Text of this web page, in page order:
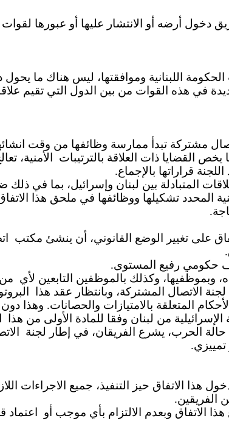
دخول أرضه أو الانتشار عليها أو عبورها
اللبنانية وموافقتها، ليس هناك ما يحول
في هذه القوات من بين الدول التي تقيم
مشتركة تبدأ ممارسة وظائفها من وقت
القضايا ذات العلاقة بالترتيبات
الأمنية،
قراراتها بالإجماع.
المتبادلة بين لبنان وإسرائيل، بما في
المحدد تشكيلها ووظائفها في ملحق هذا
على تغيير الوضع القانوني، أن ينشئ مكتب
حكومي رفيع المستوى.
وبموظفيها، وكذلك بالموظفين التابعين لأي
الاتصال المشتركة، وبانتظار عقد هذا
الأحكام المتعلقة بالامتيازات والحصانات. وهذا دون
الإسرائيلية من لبنان وفقا للمادة الأولى من هذا
حالة الحرب، يشرع الفريقان، في إطار لجنة
الفريقين.
الاتفاق وبعدم الالتزام بأي موجب أو اعتماد